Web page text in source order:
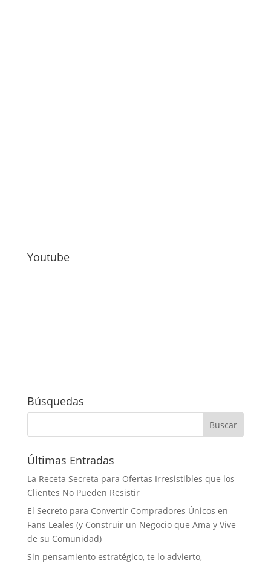
Youtube
Búsquedas
Últimas Entradas
La Receta Secreta para Ofertas Irresistibles que los
Clientes No Pueden Resistir
El Secreto para Convertir Compradores Únicos en
Fans Leales (y Construir un Negocio que Ama y Vive
de su Comunidad)
Sin pensamiento estratégico, te lo advierto,